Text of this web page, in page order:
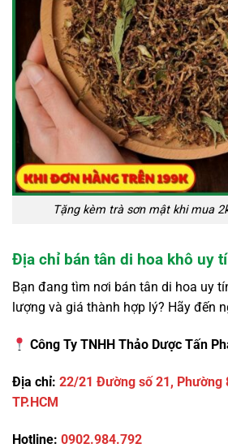
Tặng kèm trà sơn mật khi mua
Địa chỉ bán tân di hoa khô uy
Bạn đang tìm nơi bán tân di hoa uy
lượng và giá thành hợp lý? Hãy đến
Công Ty TNHH Thảo Dược Tấn
Địa chỉ: 22/21 Đường số 21, Phường
TP.HCM
Hotline: 0902.984.792